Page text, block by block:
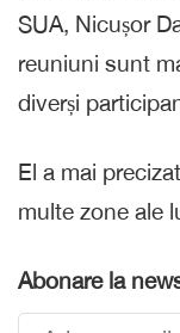
SUA, Nicușor
reuniuni sunt
diverși
El a mai
multe zone ale
Abonare la